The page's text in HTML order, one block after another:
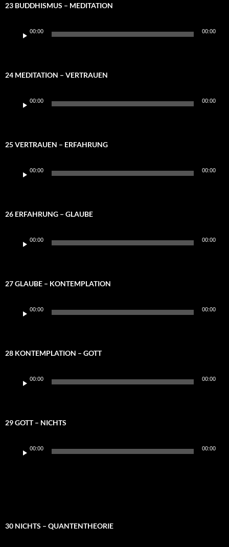
23 BUDDHISMUS – MEDITATION
Player
00:00 00:00
24 MEDITATION – VERTRAUEN
Player
00:00 00:00
25 VERTRAUEN – ERFAHRUNG
Player
00:00 00:00
26 ERFAHRUNG – GLAUBE
Player
00:00 00:00
27 GLAUBE – KONTEMPLATION
Player
00:00 00:00
28 KONTEMPLATION – GOTT
Player
00:00 00:00
29 GOTT – NICHTS
Player
00:00 00:00
30 NICHTS – QUANTENTHEORIE